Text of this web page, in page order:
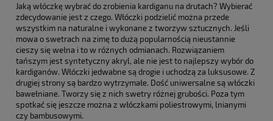
Jaką włóczkę wybrać do zrobienia kardiganu na drutach? Wybierać
zdecydowanie jest z czego. Włóczki podzielić można przede
wszystkim na naturalne i wykonane z tworzyw sztucznych. Jeśli
mowa o swetrach na zimę to dużą popularnością nieustannie
cieszy się wełna i to w różnych odmianach. Rozwiązaniem
tańszym jest syntetyczny akryl, ale nie jest to najlepszy wybór do
kardiganów. Włóczki jedwabne są drogie i uchodzą za luksusowe. Z
drugiej strony są bardzo wytrzymałe. Dość uniwersalne są włóczki
bawełniane. Tworzy się z nich swetry różnej grubości. Poza tym
spotkać się jeszcze można z włóczkami poliestrowymi, lnianymi
czy bambusowymi.